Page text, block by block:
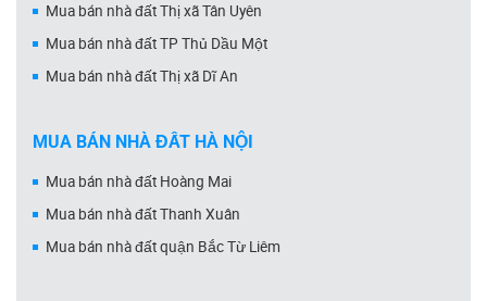
Mua bán nhà đất Thị xã Tân Uyên
Mua bán nhà đất TP Thủ Dầu Một
Mua bán nhà đất Thị xã Dĩ An
MUA BÁN NHÀ ĐẤT HÀ NỘI
Mua bán nhà đất Hoàng Mai
Mua bán nhà đất Thanh Xuân
Mua bán nhà đất quận Bắc Từ Liêm